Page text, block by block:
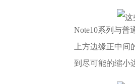
Note10系列与普
上方边缘正中
到尽可能的缩小